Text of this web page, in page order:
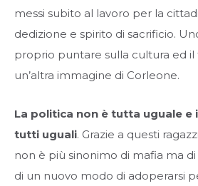
messi subito al lavoro per la
dedizione e spirito di sacrificio.
proprio puntare sulla cultura ed
un’altra immagine di Corleone.
La politica non è tutta uguale e
tutti uguali. Grazie a questi
non è più sinonimo di mafia ma di
di un nuovo modo di adoperarsi